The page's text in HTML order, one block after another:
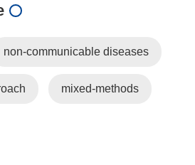
non-communicable diseases
mixed-methods